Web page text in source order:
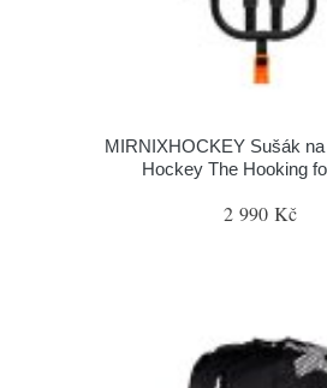
MIRNIXHOCKEY Sušák
Hockey The Hooking
2 990 Kč